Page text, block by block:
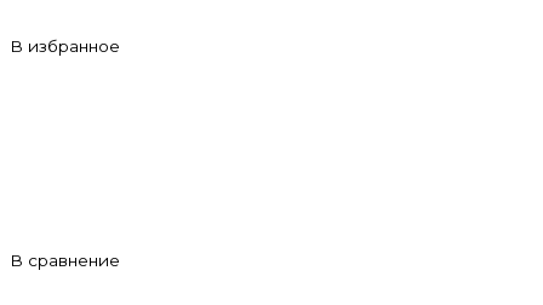
В избранное
В сравнение